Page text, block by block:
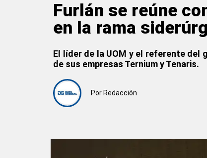
Furlán se reúne
en la rama
El líder de la UOM y el referente del
de sus empresas Ternium y Tenaris.
Por Redacción